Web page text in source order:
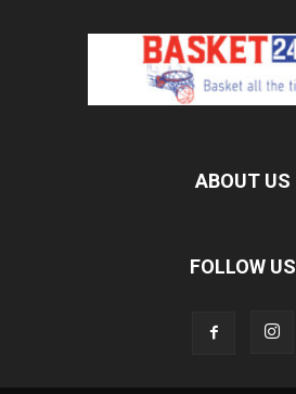
ABOUT US
FOLLOW US